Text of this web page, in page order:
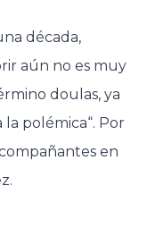
década,
aún no es muy
doulas, ya
la polémica“. Por
en